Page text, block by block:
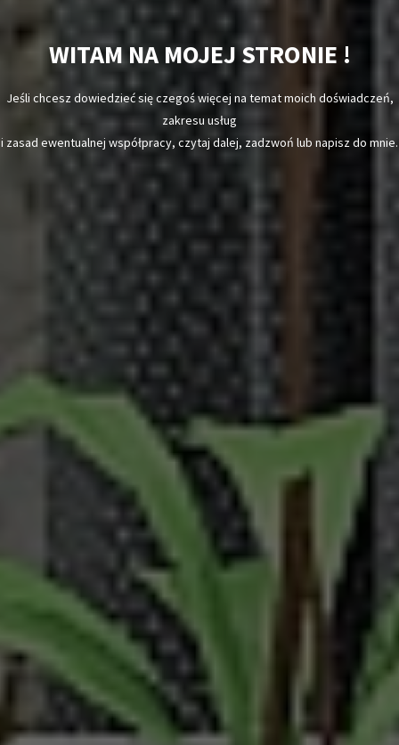
WITAM NA MOJEJ STRONIE !
Jeśli chcesz dowiedzieć się czegoś więcej na temat moich doświadczeń,
zakresu usług
i zasad ewentualnej współpracy, czytaj dalej, zadzwoń lub napisz do mnie.